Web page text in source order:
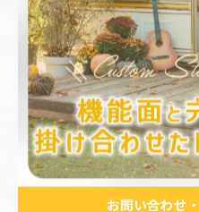
「音を気にせず使える空間
そんな方にはおすすめの選
トレーラーハウスの事なら
SJ trailer companyにおま
用途に合わせたご提案も可
お問い合わせ